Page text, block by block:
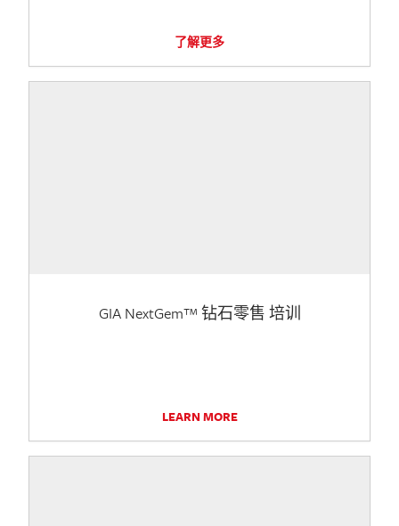
了解更多
GIA NextGem™ 钻石零售 培训
LEARN MORE